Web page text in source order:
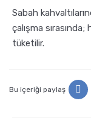
Sabah
çalışma
tüketilir.
Bu içeriği paylaş